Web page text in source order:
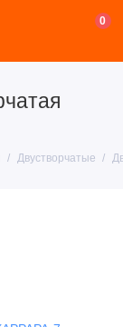
0
Двустворчатые